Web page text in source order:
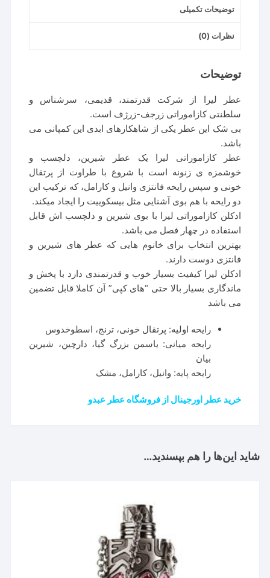
توضیحات تکمیلی
نظرات (0)
توضیحات
عطر لیرا از شرکت قدرتمند، قدیمی، سرشناس و
سلطنتی کازاموراتی زرجف-زرژف است.
بی شک این عطر یکی از شاهکارهای ابدی این کمپانی می
باشد.
عطر کازاموراتی لیرا یک عطر شیرین، دلچسب و
خوشمزه ی زنونه است با شروع با طراوت از پرتقال
خونی و سپس رایحه فانتزی وانیل و کارامل، که ترکیب این
دو رایحه با هم بوی آشنایی مثل بیسکوییت را ایجاد میکند‌.
ادکلن کازاموراتی لیرا با بوی شیرین و دلچسب اش قابل
استفاده در چهار فصل می باشد.
بهترین انتخاب برای خانوم هایی که عطر های شیرین و
فانتزی دوست دارند.
ادکلن لیرا کیفیت بسیار خوب و قدرتمندی دارد با پخش و
ماندگاری بسیار بالا حتی “های کپی” آن کاملا قابل تضمین
می باشد‌
رایحه اولیه: پرتقال خونی، ترنج، اسطوخدوس
رایحه میانی: یاسمن بزرگ گیا، دارچین، شیرین
بیان
رایحه پایه: وانیل، کارامل، مشک
خرید عطر اورجینال از فروشگاه عطر عبدو
شاید این‌ها را هم بپسندید…